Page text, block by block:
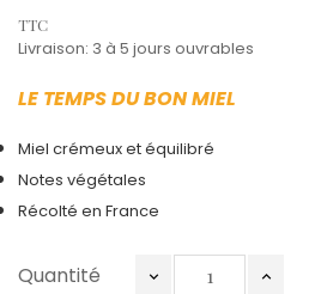
TTC
Livraison: 3 à 5 jours ouvrables
LE TEMPS DU BON MIEL
Miel crémeux et équilibré
Notes végétales
Récolté en France
Quantité